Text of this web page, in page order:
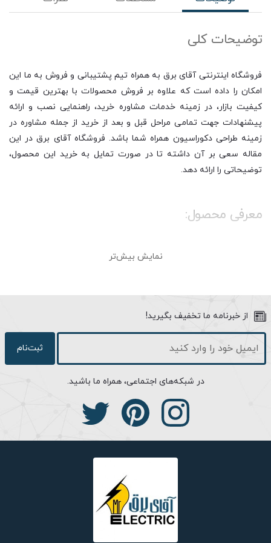
توضیحات کلی
فروشگاه اینترنتی آقای برق به همراه تیم پشتیبانی و فروش به ما این
امکان را داده است که علاوه بر فروش محصولات با بهترین قیمت و
کیفیت بازار، در زمینه خدمات مشاوره خرید، راهنمایی نصب و ارائه
پیشنهادات جهت تمامی مراحل قبل و بعد از خرید از جمله مشاوره در
زمینه طراحی دکوراسیون همراه شما باشد. فروشگاه آقای برق در این
مقاله سعی بر آن داشته تا در صورت تمایل به خرید این محصول،
توضیحاتی را ارائه دهد.
معرفی محصول:
لامپ‌های تزیینی رنگی حبابدارLED پارس شهاب در رنگ‌های متنوع
مناسب است؛ زیرا مصرفی بسیار کم و نوردهی ملایمی دارند. لامپ فوق
طول عمر بالایی داشته و نور تولیدی آن فاقد اشعه‌های فرابنفش و
فروسرخ است. استفاده از این لامپ در ریسه‌های رنگی تاثیر بسیار
زیادی در کاهش میزان مصرف برق دارد.
شرایط استفاده:
قابل استفاده در شرایط محیطی سرد، خشک و مرطوب
مناسب صورت گرفته است.
این محصول را با تجهیزات کنترل‌کننده نور (Dimmer) استفاده نکنید.
در زمان نصب، تعویض و تمیز کردن محصول، جریان برق را قطع نمایید.
از جداسازی اجزاء، تعمیر و یا تغییر در محصول خودداری نمایید.
نمایش بیش‌تر
از خبرنامه ما تخفیف بگیرید!
ثبت‌نام
در شبکه‌های اجتماعی، همراه ما باشید.